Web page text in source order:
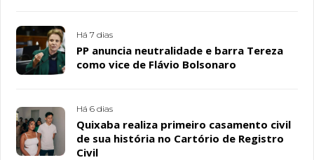
Há 7 dias
PP anuncia neutralidade e barra Tereza
como vice de Flávio Bolsonaro
Há 6 dias
Quixaba realiza primeiro casamento civil
de sua história no Cartório de Registro
Civil